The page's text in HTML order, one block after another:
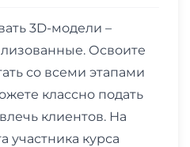
3D-модели –
Освоите
со всеми этапами
классно подать
клиентов. На
участника курса